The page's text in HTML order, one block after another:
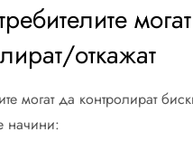
откажат
могат да контролират
начини: